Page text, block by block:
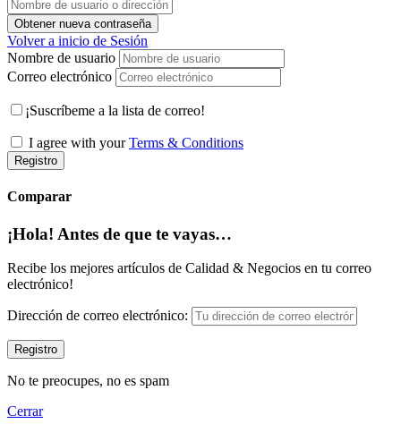
Obtener nueva contraseña
Volver a inicio de Sesión
Nombre de usuario
Correo electrónico
¡Suscríbeme a la lista de correo!
I agree with yourTerms & Conditions
Registro
Comparar
¡Hola! Antes de que te vayas…
Recibe los mejores artículos de Calidad & Negocios en tu correo
electrónico!
Dirección de correo electrónico:
No te preocupes, no es spam
Cerrar